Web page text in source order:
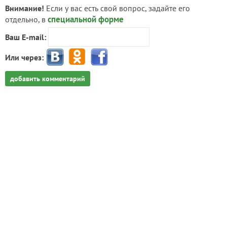
Внимание! Если у вас есть свой вопрос, задайте его
отдельно, в специальной форме
Ваш E-mail:
Или через:
добавить комментарий